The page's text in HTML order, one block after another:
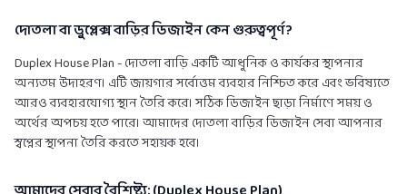
দোতলা বা ডুপ্লেক্স বাড়ির ডিজাইন কেন গুরুত্বপূর্ণ?
Duplex House Plan - দোতলা বাড়ি একটি আধুনিক ও কার্যকর স্থাপনার
অন্যতম উদাহরণ। এটি জায়গার সর্বোত্তম ব্যবহার নিশ্চিত করে এবং ভবিষ্যতে
আরও ব্যবহারযোগ্য স্থান তৈরি করে। সঠিক ডিজাইন ছাড়া নির্মাণে সময় ও
অর্থের অপচয় হতে পারে। আমাদের দোতলা বাড়ির ডিজাইন সেবা আপনার
স্বপ্নের স্থাপনা তৈরি করতে সহায়ক হবে।